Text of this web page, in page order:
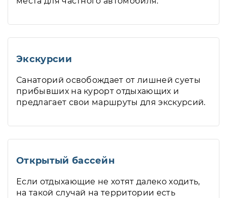
Экскурсии
Санаторий освобождает от лишней суеты
прибывших на курорт отдыхающих и
предлагает свои маршруты для экскурсий.
Открытый бассейн
Если отдыхающие не хотят далеко ходить,
на такой случай на территории есть